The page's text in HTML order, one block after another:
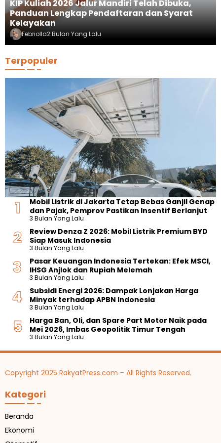
KIP Kuliah 2026 Jalur Mandiri Telah Dibuka,
Panduan Lengkap Pendaftaran dan Syarat
Kelayakan
Febriolla2 Bulan Yang Lalu
Terpopuler
Mobil Listrik di Jakarta Tetap Bebas Ganjil Genap
dan Pajak, Pemprov Pastikan Insentif Berlanjut
3 Bulan Yang Lalu
Review Denza Z 2026: Mobil Listrik Premium BYD
Siap Masuk Indonesia
3 Bulan Yang Lalu
Pasar Keuangan Indonesia Tertekan: Efek MSCI,
IHSG Anjlok dan Rupiah Melemah
3 Bulan Yang Lalu
Subsidi Energi 2026: Dampak Lonjakan Harga
Minyak terhadap APBN Indonesia
3 Bulan Yang Lalu
Harga Ban, Oli, dan Spare Part Motor Naik pada
Mei 2026, Imbas Geopolitik Timur Tengah
3 Bulan Yang Lalu
Copyright 2025 RakyatPress.com – All Rights Reserved.
Kategori
Beranda
Ekonomi